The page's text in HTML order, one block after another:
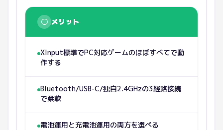
○ メリット
XInput標準でPC対応ゲームのほぼすべてで動
作する
Bluetooth/USB-C/独自2.4GHzの3経路接続
で柔軟
電池運用と充電池運用の両方を選べる